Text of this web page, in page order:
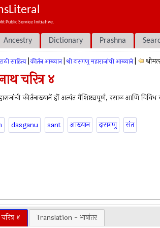
Public Service Initiative.
Ancestry Dictionary Prashna
साहित्य कीर्तन आख्यान श्री दासगणु महाराजांची आख्याने
चरित्र ४
कीर्तनाख्यानें हीं अत्यंत वैशिष्ट्यपूर्ण, रसाळ आणि
dasganu sant आख्यान दासगणु संत
४ Translation - भाषांतर